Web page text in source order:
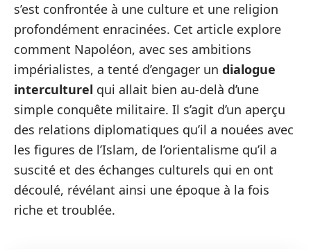
s’est confrontée à une culture et une religion
profondément enracinées. Cet article explore
comment Napoléon, avec ses ambitions
impérialistes, a tenté d’engager un dialogue
interculturel qui allait bien au-delà d’une
simple conquête militaire. Il s’agit d’un aperçu
des relations diplomatiques qu’il a nouées avec
les figures de l’Islam, de l’orientalisme qu’il a
suscité et des échanges culturels qui en ont
découlé, révélant ainsi une époque à la fois
riche et troublée.